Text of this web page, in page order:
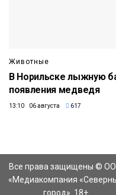
Животные
В Норильске лыжную
появления медведя
13:10 06 августа 617
Все права защищены ©
«Медиакомпания
город». 18+